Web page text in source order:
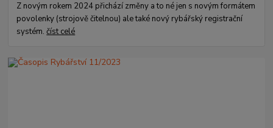
Z novým rokem 2024 přichází změny a to né jen s novým formátem
povolenky (strojově čitelnou) ale také nový rybářský registrační
systém.číst celé